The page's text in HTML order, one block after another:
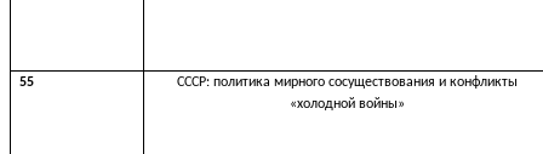
55
СССР: политика мирного сосуществования и конфликты
«холодной войны»